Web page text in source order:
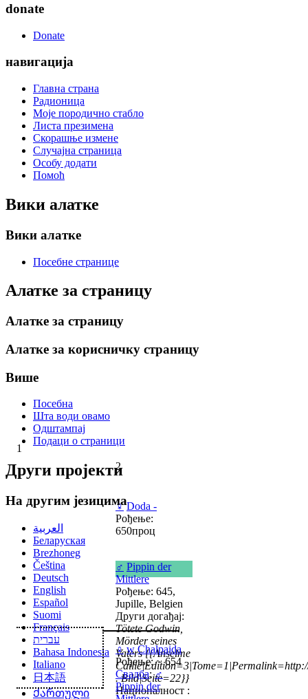
1
2
♀ Doda -
Рођење:
650проц
♂ Pippin der
Mittlere
Рођење: 645,
Jupille, Belgien
Други догађај:
Tötete Godwin,
Mörder seines
Vaters{{Anselme
. Bild|Seite=22}}
Националност :
♀ w Chalpaida
Рођење: ~ 654
Свадба:♂
Pippin der
donate
Donate
навигација
Главна страна
Радионица
Моје породично стабло
Листа презимена
Скорашње измене
Случајна страница
Особу додати
Помоћ
Вики алатке
Вики алатке
Посебне странице
Алатке за страницу
Алатке за страницу
Алатке за корисничку страницу
Више
Посебна
Шта води овамо
Одштампај
Подаци о страници
Други пројекти
На другим језицима
العربية
Беларуская
Brezhoneg
Čeština
Deutsch
English
Español
Suomi
Français
עברית
Bahasa Indonesia
Italiano
日本語
Ქართული